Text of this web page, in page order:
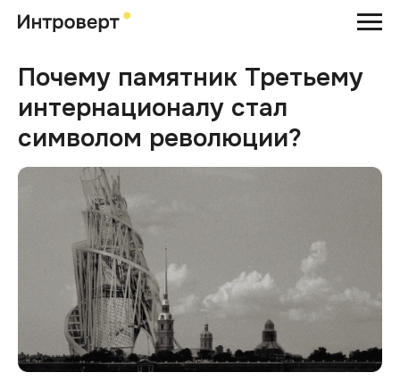
Почему памятник Третьему
интернационалу стал
символом революции?